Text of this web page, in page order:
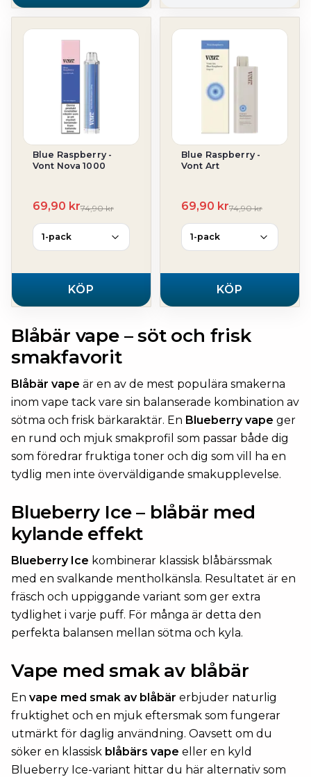
Blue Raspberry -
Vont Nova 1000
69,90 kr74,90 kr
KÖP
Blue Raspberry -
Vont Art
69,90 kr74,90 kr
KÖP
Blåbär vape – söt och frisk
smakfavorit
Blåbär vape är en av de mest populära smakerna
inom vape tack vare sin balanserade kombination av
sötma och frisk bärkaraktär. En Blueberry vape ger
en rund och mjuk smakprofil som passar både dig
som föredrar fruktiga toner och dig som vill ha en
tydlig men inte överväldigande smakupplevelse.
Blueberry Ice – blåbär med
kylande effekt
Blueberry Ice kombinerar klassisk blåbärssmak
med en svalkande mentholkänsla. Resultatet är en
fräsch och uppiggande variant som ger extra
tydlighet i varje puff. För många är detta den
perfekta balansen mellan sötma och kyla.
Vape med smak av blåbär
En vape med smak av blåbär erbjuder naturlig
fruktighet och en mjuk eftersmak som fungerar
utmärkt för daglig användning. Oavsett om du
söker en klassisk blåbärs vape eller en kyld
Blueberry Ice-variant hittar du här alternativ som